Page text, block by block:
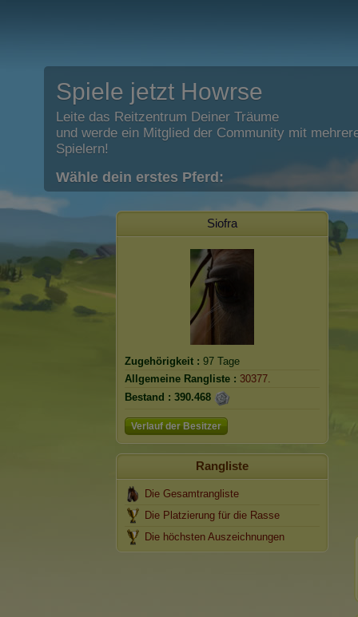
Spiele jetzt Howrse
Leite das Reitzentrum Deiner Träume
und werde ein Mitglied der Community mit
Spielern!
Wähle dein erstes Pferd:
Siofra
Zugehörigkeit : 97 Tage
Allgemeine Rangliste : 30377.
Bestand : 390.468
Verlauf der Besitzer
Rangliste
Die Gesamtrangliste
Die Platzierung für die Rasse
Die höchsten Auszeichnungen